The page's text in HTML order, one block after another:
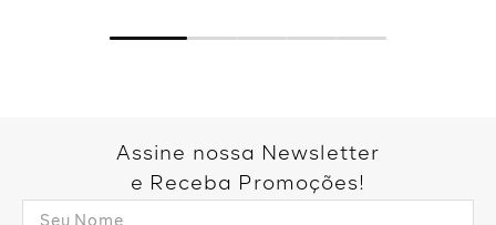
Assine nossa Newsletter
e Receba Promoções!